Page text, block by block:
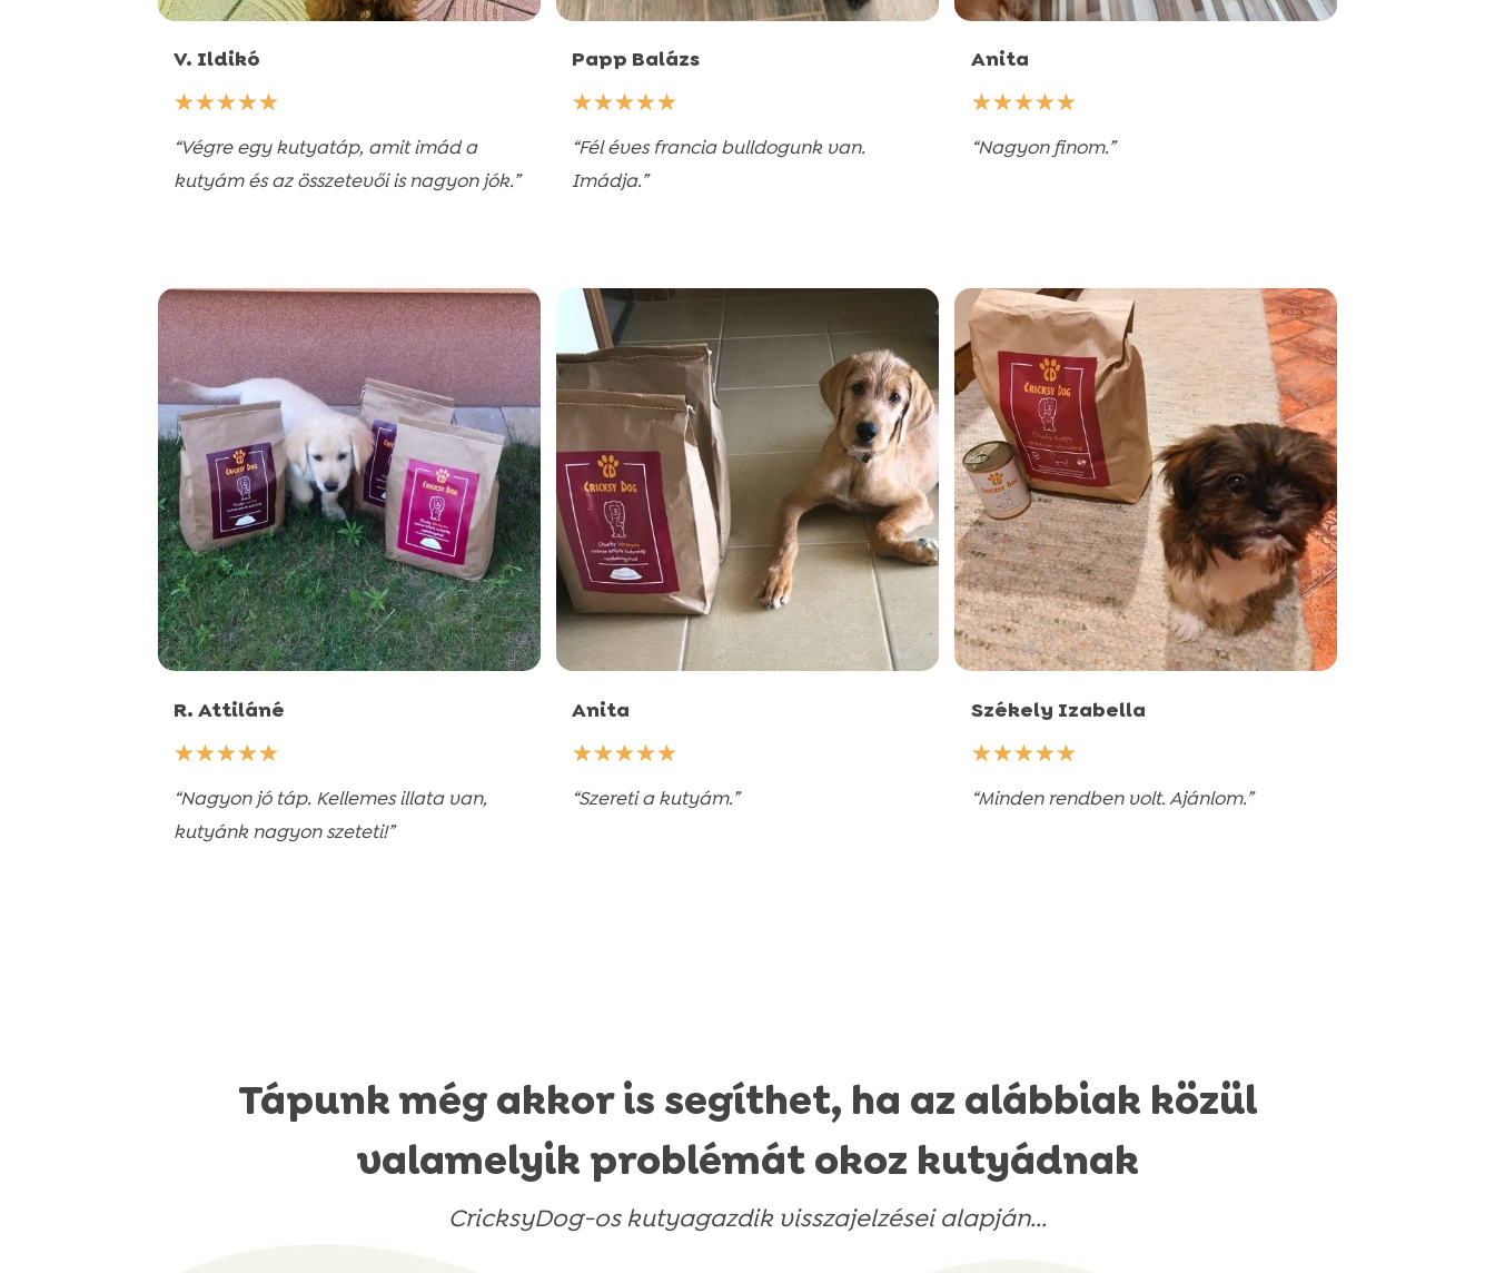
V. Ildikó
☆☆☆☆☆
“Végre egy kutyatáp, amit imád a
kutyám és az összetevői is nagyon jók.”
Papp Balázs
☆☆☆☆☆
“Fél éves francia bulldogunk van.
Imádja.”
Anita
☆☆☆☆☆
“Nagyon finom.”
R. Attiláné
☆☆☆☆☆
“Nagyon jó táp. Kellemes illata van,
kutyánk nagyon szeteti!”
Anita
☆☆☆☆☆
“Szereti a kutyám.”
Székely Izabella
☆☆☆☆☆
“Minden rendben volt. Ajánlom.”
Tápunk még akkor is segíthet, ha az alábbiak közül
valamelyik problémát okoz kutyádnak
CricksyDog-os kutyagazdik visszajelzései alapján...